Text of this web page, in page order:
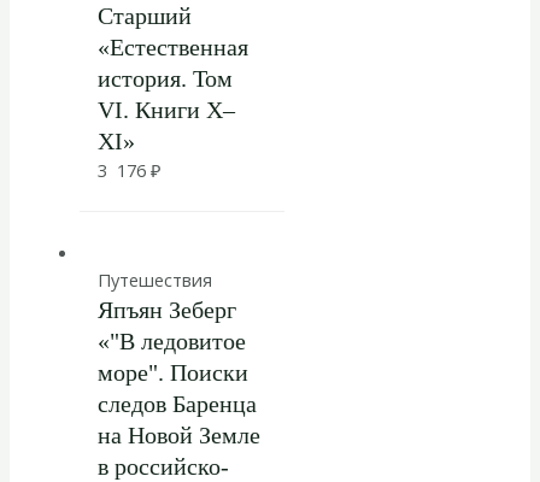
Старший
«Естественная
история. Том
VI. Книги X–
XI»
3 176 ₽
Путешествия
Япъян Зеберг
«"В ледовитое
море". Поиски
следов Баренца
на Новой Земле
в российcко-